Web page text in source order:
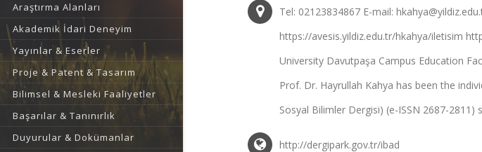
Araştırma Alanları
Akademik İdari Deneyim
Yayınlar & Eserler
Proje & Patent & Tasarım
Bilimsel & Mesleki Faaliyetler
Başarılar & Tanınırlık
Duyurular & Dokümanlar
Tel: 02123834867 E-mail:
https://avesis.yildiz.edu.tr/hkahya/iletisim
University Davutpaşa Campus Education
Prof. Dr. Hayrullah Kahya has been the
Sosyal Bilimler Dergisi) (e-ISSN 2687-
http://dergipark.gov.tr/ibad